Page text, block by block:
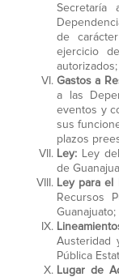
Secretaría
de
ejercicio
autorizados;
Gastos a
a las
eventos y
sus
plazos
Ley: Ley
de
Ley para el
Recursos
Guanajuato;
Austeridad
Pública
Lugar de